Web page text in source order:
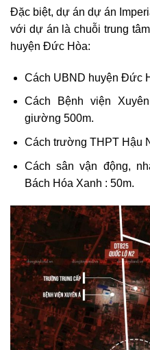
Đặc biệt, dự án dự án
với dự án là chuỗi trung
huyện Đức Hòa:
Cách UBND huyện Đức
Cách Bệnh viện
giường 500m.
Cách trường THPT Hậu
Cách sân vận động,
Bách Hóa Xanh : 50m.